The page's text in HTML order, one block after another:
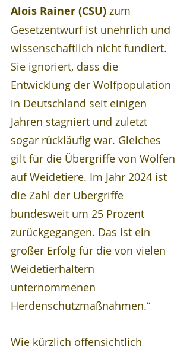
Alois Rainer (CSU) zum
Gesetzentwurf ist unehrlich und
wissenschaftlich nicht fundiert.
Sie ignoriert, dass die
Entwicklung der Wolfpopulation
in Deutschland seit einigen
Jahren stagniert und zuletzt
sogar rückläufig war. Gleiches
gilt für die Übergriffe von Wölfen
auf Weidetiere. Im Jahr 2024 ist
die Zahl der Übergriffe
bundesweit um 25 Prozent
zurückgegangen. Das ist ein
großer Erfolg für die von vielen
Weidetierhaltern
unternommenen
Herdenschutzmaßnahmen.“
Wie kürzlich offensichtlich